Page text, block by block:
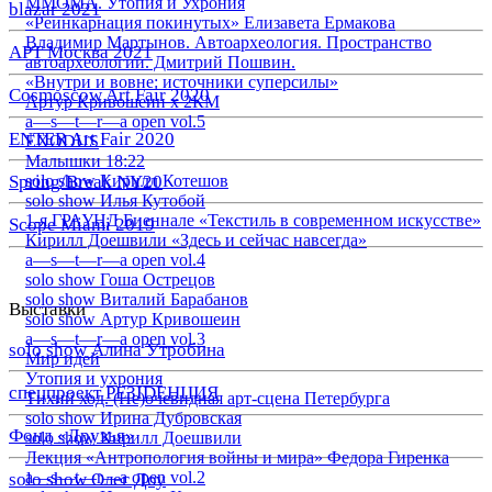
blazar 2021
АРТ Москва 2021
Cosmoscow Art Fair 2020
ENTER Art Fair 2020
Spring/Break NY20
Scope Miami 2019
Выставки
solo show Алина Утробина
спецпроект РЕЗIDЕНЦИЯ
Фонд «Друзья»
solo show Олег Доу
«Реинкарнация покинутых» Елизавета Ермакова
Владимир Мартынов. Автоархеология. Пространство
автоархеологии. Дмитрий Пошвин.
«Внутри и вовне: источники суперсилы»
Артур Кривошеин х 2КМ
a—s—t—r—a open vol.5
EXODUS
Малышки 18:22
solo show Кирилл Котешов
solo show Илья Кутобой
1-я ГРАУНД Биеннале «Текстиль в современном искусстве»
Кирилл Доешвили «Здесь и сейчас навсегда»
a—s—t—r—a open vol.4
solo show Гоша Острецов
solo show Виталий Барабанов
solo show Артур Кривошеин
a—s—t—r—a open vol.3
Мир идей
Утопия и ухрония
Тихий ход. (Не)очевидная арт-сцена Петербурга
solo show Ирина Дубровская
solo show Кирилл Доешвили
Лекция «Антропология войны и мира» Федора Гиренка
a—s—t—r—a open vol.2